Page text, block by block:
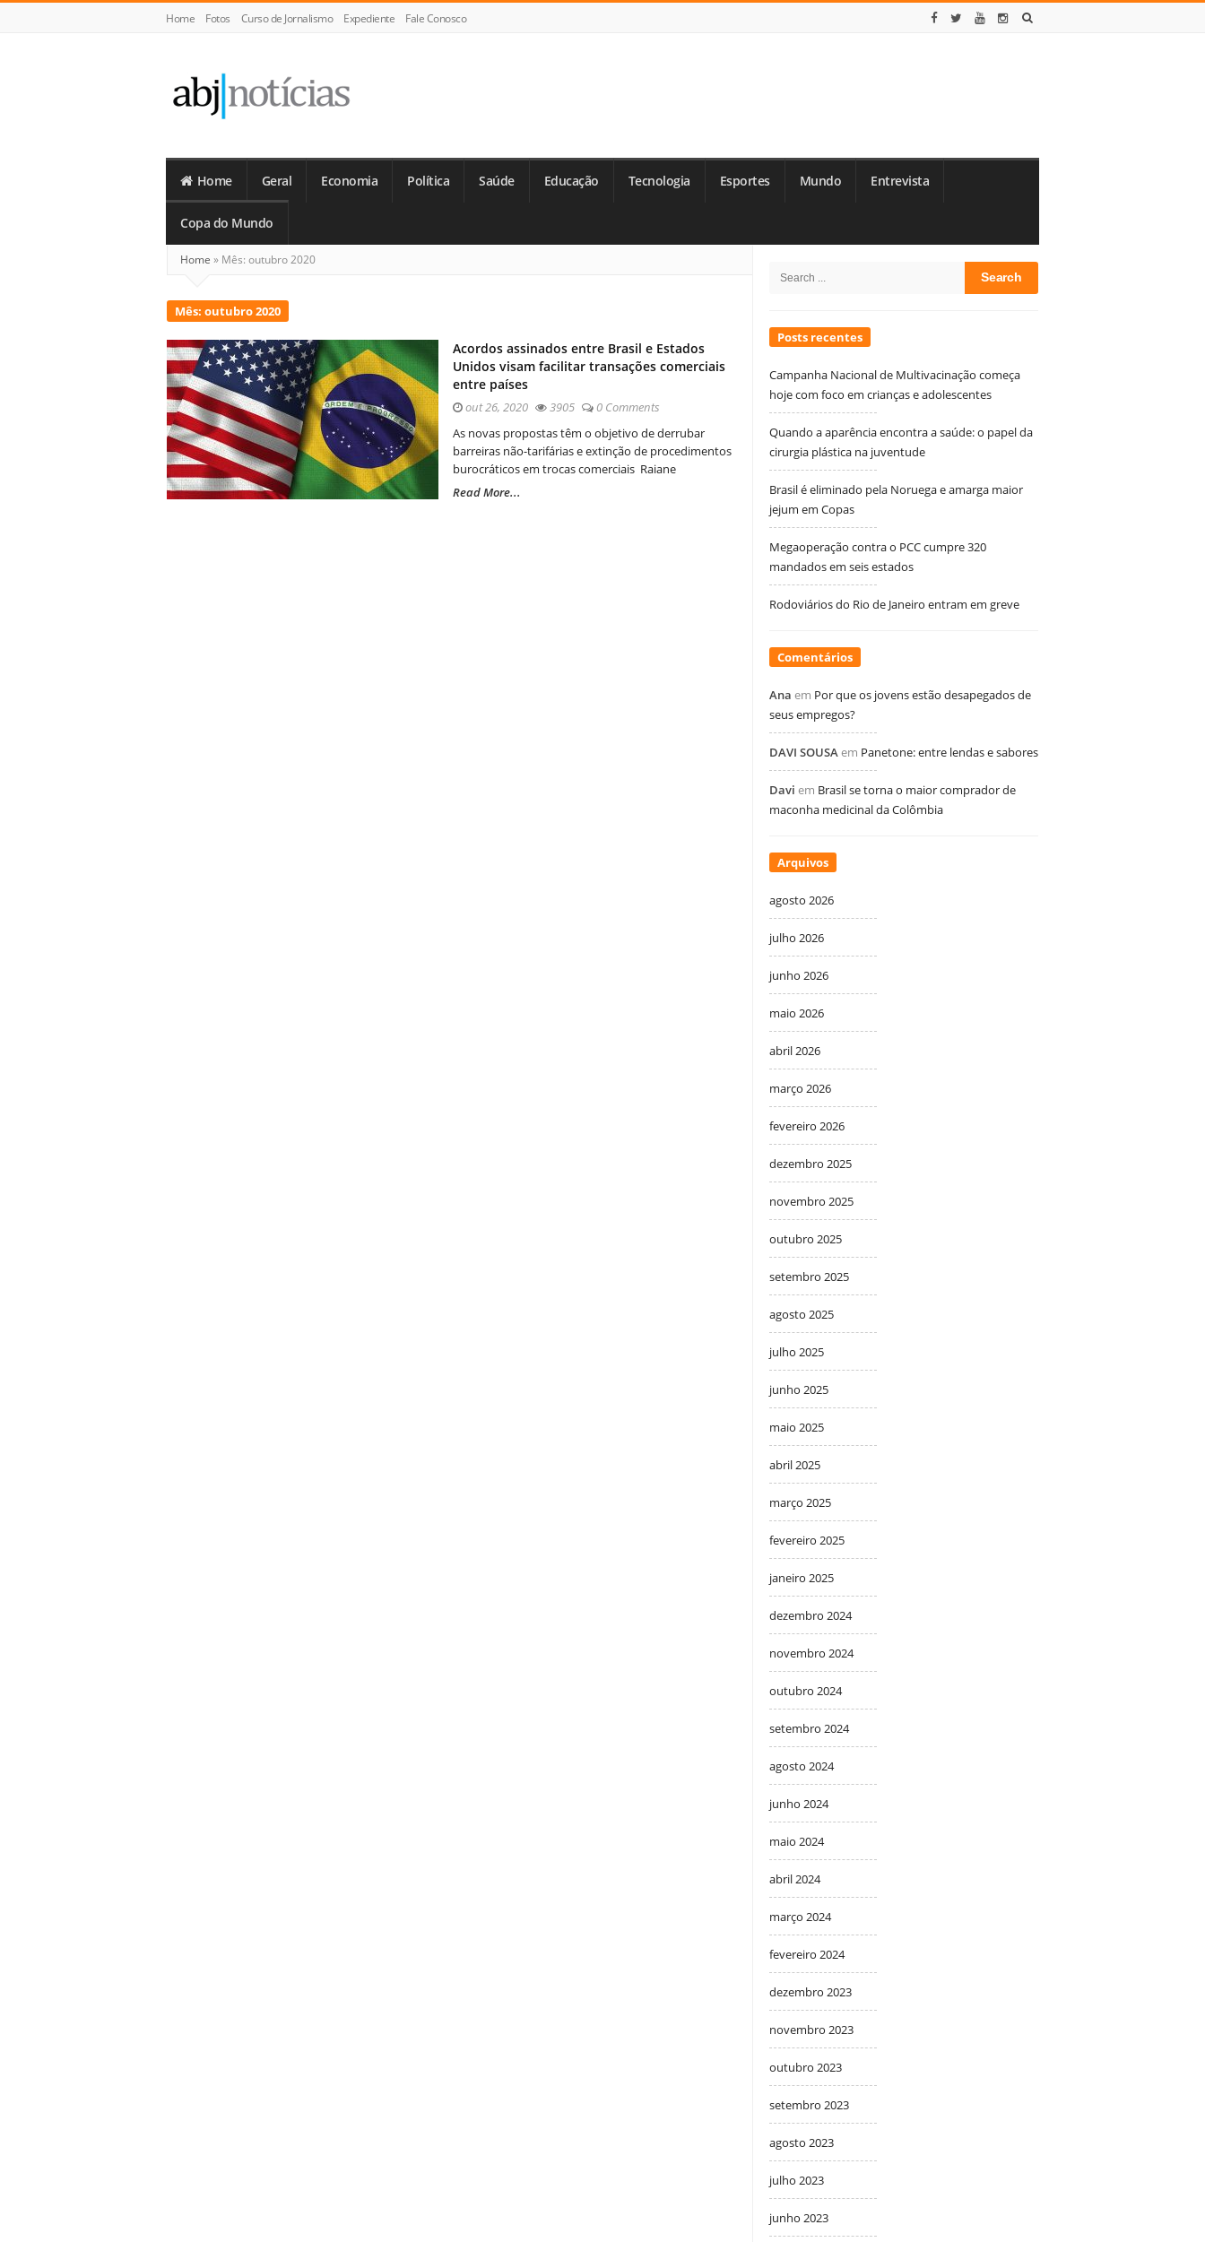
Home Fotos Curso de Jornalismo Expediente Fale Conosco
Notícias
Home Geral Economia Política Saúde Educação Tecnologia Esportes Mundo Entrevista
Copa do Mundo
Home » Mês: outubro 2020
Mês: outubro 2020
Acordos assinados entre Brasil e Estados
Unidos visam facilitar transações comerciais
entre países
out 26, 2020 3905
0 Comments
As novas propostas têm o objetivo de derrubar
barreiras não-tarifárias e extinção de procedimentos
burocráticos em trocas comerciais Raiane
Read More...
Sidebar
Search
Posts recentes
Campanha Nacional de Multivacinação começa
hoje com foco em crianças e adolescentes
Quando a aparência encontra a saúde: o papel da
cirurgia plástica na juventude
Brasil é eliminado pela Noruega e amarga maior
jejum em Copas
Megaoperação contra o PCC cumpre 320
mandados em seis estados
Rodoviários do Rio de Janeiro entram em greve
Comentários
Ana em Por que os jovens estão desapegados de
seus empregos?
DAVI SOUSAem Panetone: entre lendas e sabores
Davi em Brasil se torna o maior comprador de
maconha medicinal da Colômbia
Arquivos
agosto 2026
julho 2026
junho 2026
maio 2026
abril 2026
março 2026
fevereiro 2026
dezembro 2025
novembro 2025
outubro 2025
setembro 2025
agosto 2025
julho 2025
junho 2025
maio 2025
abril 2025
março 2025
fevereiro 2025
janeiro 2025
dezembro 2024
novembro 2024
outubro 2024
setembro 2024
agosto 2024
junho 2024
maio 2024
abril 2024
março 2024
fevereiro 2024
dezembro 2023
novembro 2023
outubro 2023
setembro 2023
agosto 2023
julho 2023
junho 2023